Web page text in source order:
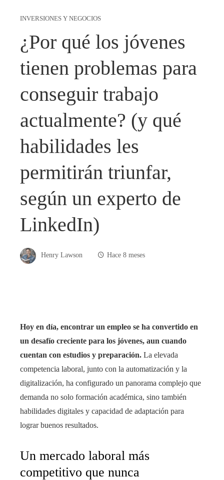
INVERSIONES Y NEGOCIOS
¿Por qué los jóvenes
tienen problemas para
conseguir trabajo
actualmente? (y qué
habilidades les
permitirán triunfar,
según un experto de
LinkedIn)
Henry Lawson Hace 8 meses
Hoy en día, encontrar un empleo se ha convertido en
un desafío creciente para los jóvenes, aun cuando
cuentan con estudios y preparación. La elevada
competencia laboral, junto con la automatización y la
digitalización, ha configurado un panorama complejo que
demanda no solo formación académica, sino también
habilidades digitales y capacidad de adaptación para
lograr buenos resultados.
Un mercado laboral más
competitivo que nunca